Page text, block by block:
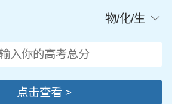
物/化/生
点击查看 >